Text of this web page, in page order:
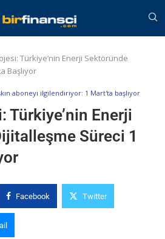
Türkiye’nin Enerji Sektöründe
Başlıyor
aboneyi ilgilendiriyor: 1 Mart'ta başlıyor
Türkiye’nin Enerji
Süreci 1
Facebook Twitter